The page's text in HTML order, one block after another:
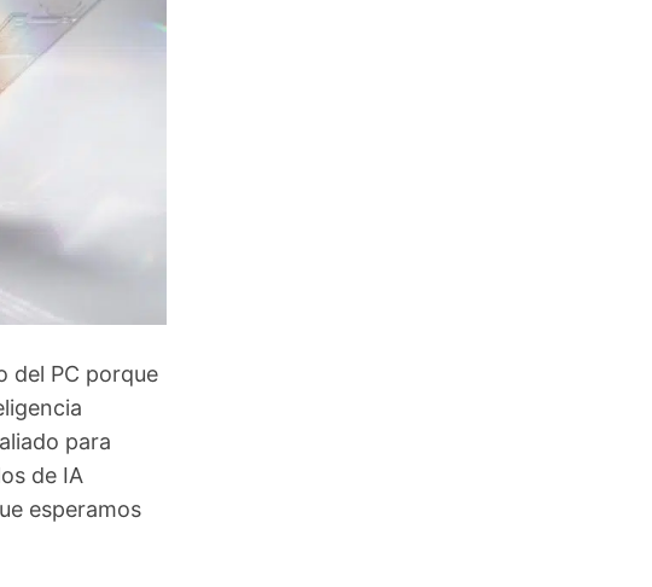
del PC porque
para
de IA
esperamos